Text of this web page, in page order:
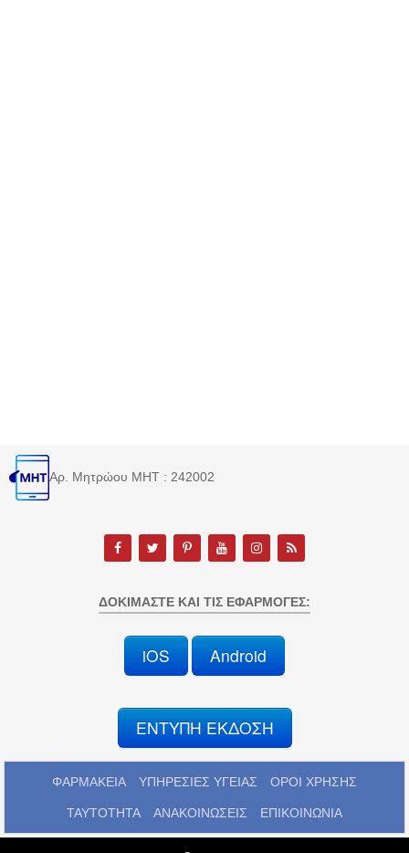
Αρ. Μητρώου MHT : 242002
ΔΟΚΙΜΆΣΤΕ ΚΑΙ ΤΙΣ ΕΦΑΡΜΟΓΈΣ:
iOS Android
ΕΝΤΥΠΗ ΕΚΔΟΣΗ
ΦΑΡΜΑΚΕΙΑ ΥΠΗΡΕΣΙΕΣ ΥΓΕΙΑΣ ΟΡΟΙ ΧΡΗΣΗΣ
ΤΑΥΤΟΤΗΤΑ ΑΝΑΚΟΙΝΩΣΕΙΣ ΕΠΙΚΟΙΝΩΝΙΑ